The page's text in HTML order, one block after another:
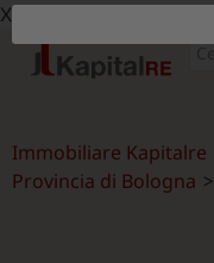
X
Immobiliare Kapitalre
Provincia di Bologna >